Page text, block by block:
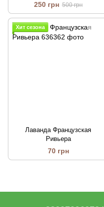
250 грн 500 грн
Хит сезона
Лаванда Французская
Ривьера
70 грн